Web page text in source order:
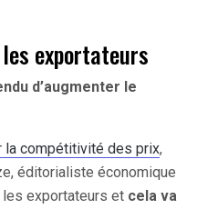
exportateurs
d’augmenter le
la compétitivité des prix,
éditorialiste économique
les exportateurs et cela va